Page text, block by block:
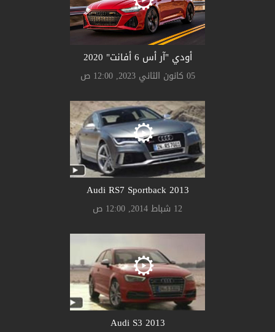
أودي "آر أس 6 أفانت" 2020
05 كانون الثاني 2023, 12:00 ص
Audi RS7 Sportback 2013
12 شباط 2014, 12:00 ص
Audi S3 2013